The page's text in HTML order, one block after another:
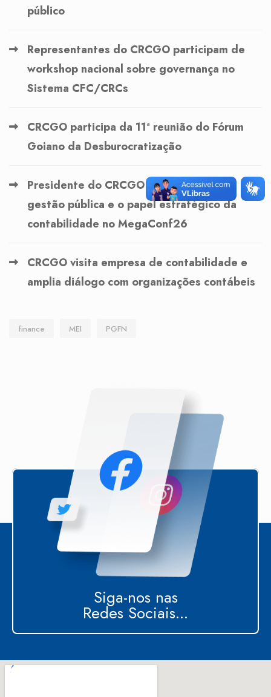
público
Representantes do CRCGO participam de
workshop nacional sobre governança no
Sistema CFC/CRCs
CRCGO participa da 11ª reunião do Fórum
Goiano da Desburocratização
Presidente do CRCGO palestra sobre
gestão pública e o papel estratégico da
contabilidade no MegaConf26
CRCGO visita empresa de contabilidade e
amplia diálogo com organizações contábeis
finance MEI PGFN
Siga-nos nas
Redes Sociais...